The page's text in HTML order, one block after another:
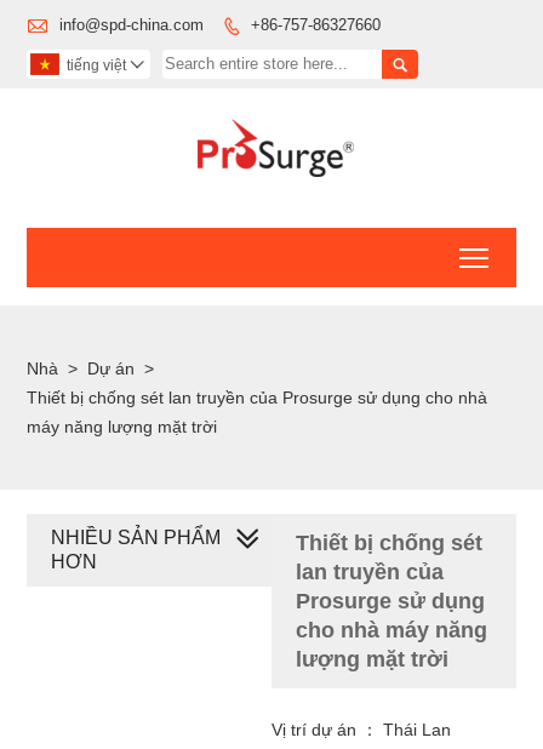
 info@spd-china.com  +86-757-86327660

tiếng việt 
Nhà > Dự án >
Thiết bị chống sét lan truyền của Prosurge sử dụng cho nhà
máy năng lượng mặt trời
Thiết bị chống sét
lan truyền của
Prosurge sử dụng
cho nhà máy năng
lượng mặt trời
Vị trí dự án ： Thái Lan
NHIỀU SẢN PHẨM
HƠN